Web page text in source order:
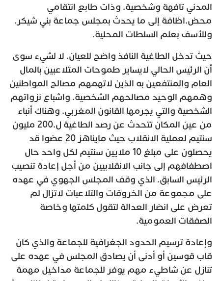
المدني تافهة وشخصية. وذات طابع انتقامي
محض.اظافة إلى ما يحدث بمجلس جماعة بني شيكر.
وللأسف بعلم السلطات المحلية.
حيث تدخل الطاغية النافذ واضح للعيان. لا لشيء سوى
أن الرئيس الحالي لايساير طموحات المتلاعبين بالمال
العام والمنتفعين به الذين لاتهمهم مصالح المواطنين
وهمهم الوحيد مصالحهم الشخصية. واشباع نزواتهم
الشخصية والتي يجرمها القانون المغربي. وهناك أنباء
من عين المكان تتحدث عن رصد الطاغية ل.200 مليون
سنتيم لعملية الانقلاب حيث مايناهز 20 عضوا قد
يحصلون على مبلغ 10 ملايين سنتيم لكل واحد حال
اصطفافهم إلى جانب الانقلابيين من أجل إعادة تنصيب
الرئيس السابق. الذي وقف المجلس الجهوي في عهده
على مجموعة من الخروقات والتلاعبات لاتزال لم
تعرض على انضار العدالة لتقول كلمتها وخاصة
الصفقات العمومية.
وإعادة ترسيم الحدود الجغرافية للجماعة والذي كان
قاب قوسين أو أدنى أن يصادق المجلس في عهده على
تنازل عن شاطيء مهم يوفر للجماعة مداخيل مهمة